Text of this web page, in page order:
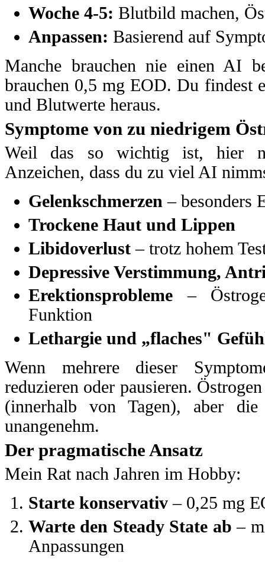
Woche 4-5: Blutbild machen,
Anpassen: Basierend auf
Manche brauchen nie einen AI
brauchen 0,5 mg EOD. Du findest
und Blutwerte heraus.
Symptome von zu niedrigem
Weil das so wichtig ist, hier
Anzeichen, dass du zu viel AI
Gelenkschmerzen – besonders
Trockene Haut und Lippen
Libidoverlust – trotz hohem
Depressive Verstimmung,
Erektionsprobleme –
Funktion
Lethargie und „flaches"
Wenn mehrere dieser
reduzieren oder pausieren.
(innerhalb von Tagen), aber
unangenehm.
Der pragmatische Ansatz
Mein Rat nach Jahren im Hobby:
Starte konservativ – 0,25 mg
Warte den Steady State ab –
Anpassungen